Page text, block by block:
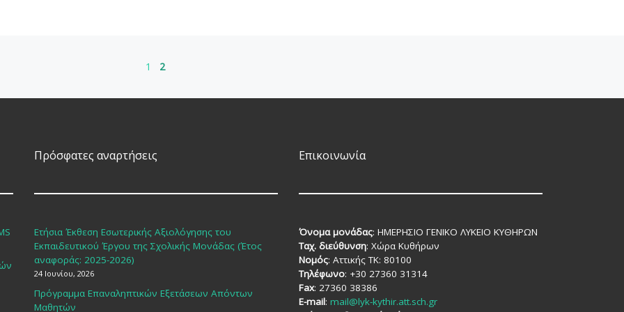
1 2
Πρόσφατες αναρτήσεις
Ετήσια Έκθεση Εσωτερικής Αξιολόγησης του
Εκπαιδευτικού Έργου της Σχολικής Μονάδας (Έτος
αναφοράς: 2025-2026)
24 Ιουνίου, 2026
Πρόγραμμα Επαναληπτικών Εξετάσεων Απόντων
Μαθητών
Επικοινωνία
Όνομα μονάδας: ΗΜΕΡΗΣΙΟ ΓΕΝΙΚΟ ΛΥΚΕΙΟ ΚΥΘΗΡΩΝ
Ταχ. διεύθυνση: Χώρα Κυθήρων
Νομός: Αττικής TK: 80100
Τηλέφωνο: +30 27360 31314
Fax: 27360 38386
E-mail: mail@lyk-kythir.att.sch.gr